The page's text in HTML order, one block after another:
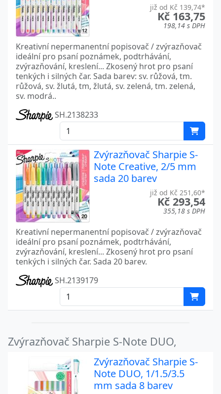
již od Kč 139,74*
Kč 163,75
198,14 s DPH
Kreativní nepermanentní popisovač / zvýrazňovač
ideální pro psaní poznámek, podtrhávání,
zvýrazňování, kreslení... Zkosený hrot pro psaní
tenkých i silných čar. Sada barev: sv. růžová, tm.
růžová, sv. žlutá, tm, žlutá, sv. zelená, tm. zelená,
sv. modrá..
SH.2138233
Zvýrazňovač Sharpie S-
Note Creative, 2/5 mm
sada 20 barev
již od Kč 251,60*
Kč 293,54
355,18 s DPH
Kreativní nepermanentní popisovač / zvýrazňovač
ideální pro psaní poznámek, podtrhávání,
zvýrazňování, kreslení... Zkosený hrot pro psaní
tenkých i silných čar. Sada 20 barev.
SH.2139179
Zvýrazňovač Sharpie S-Note DUO,
Zvýrazňovač Sharpie S-
Note DUO, 1/1.5/3.5
mm sada 8 barev